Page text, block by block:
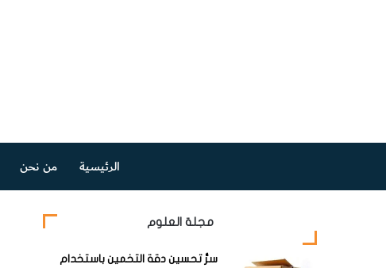
الرئيسية من نحن
مجلة العلوم
سرُّ تحسين دقة التخمين باستخدام